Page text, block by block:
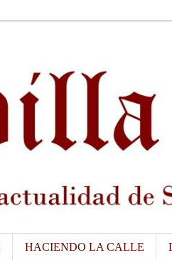
HACIENDO LA CALLE